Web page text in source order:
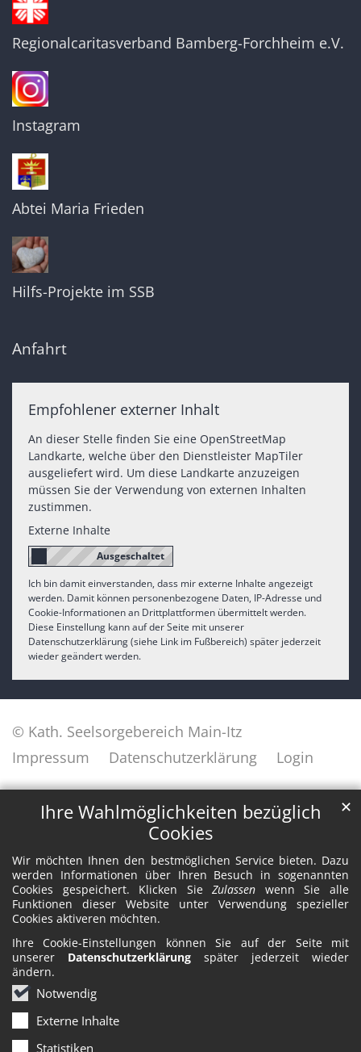
Ihre Wahlmöglichkeiten bezüglich
Cookies
Wir möchten Ihnen den bestmöglichen Service bieten. Dazu
werden Informationen über Ihren Besuch in sogenannten
Cookies gespeichert. Klicken SieZulassen wenn Sie alle
Funktionen dieser Website unter Verwendung spezieller
Cookies aktiveren möchten.
Ihre Cookie-Einstellungen können Sie auf der Seite mit
unserer Datenschutzerklärung später jederzeit wieder
ändern.
Notwendig
Externe Inhalte
Statistiken
✕
Regionalcaritasverband Bamberg-Forchheim e.V.
Instagram
Abtei Maria Frieden
Hilfs-Projekte im SSB
Anfahrt
Empfohlener externer Inhalt
An dieser Stelle finden Sie eine OpenStreetMap
Landkarte, welche über den Dienstleister MapTiler
ausgeliefert wird. Um diese Landkarte anzuzeigen
müssen Sie der Verwendung von externen Inhalten
zustimmen.
Externe Inhalte
Ich bin damit einverstanden, dass mir externe Inhalte angezeigt
werden. Damit können personenbezogene Daten, IP-Adresse und
Cookie-Informationen an Drittplattformen übermittelt werden.
Diese Einstellung kann auf der Seite mit unserer
Datenschutzerklärung (siehe Link im Fußbereich) später jederzeit
wieder geändert werden.
© Kath. Seelsorgebereich Main-Itz
Impressum
Datenschutzerklärung Login